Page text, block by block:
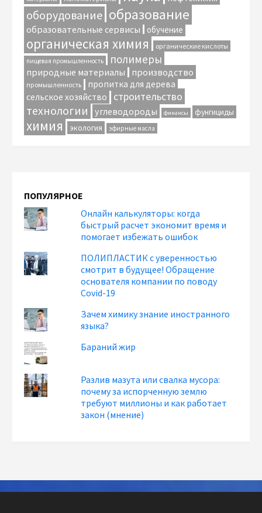
оборудование образование
образовательные сервисы обучение
органическая химия органические кислоты
пищевая промышленность полимеры
природные материалы производство
промышленность
пропитка для дерева
сельское хозяйство
строительство
технологии углеводороды финансы фунгициды
химия экология эфирные масла
ПОПУЛЯРНОЕ
Онлайн калькуляторы: когда
быстрый расчет экономит время и
помогает избежать ошибок
ПОЛИПЛАСТИК с уверенностью
смотрит в будущее! Обращение
основателя компании по поводу
Covid-19
Зачем химику знание иностранного
языка?
Бараний жир
Разлив мазута или свалка мусора:
почему за испорченную землю
требуют миллионы и как работает
закон (мнение)